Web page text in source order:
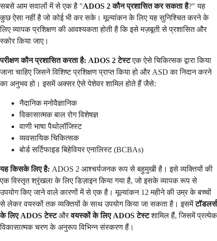
सबसे आम सवालों में से एक है "ADOS 2 कौन प्रशासित कर सकता है?" यह
कुछ ऐसा नहीं है जो कोई भी कर सके। मूल्यांकन के लिए यह सुनिश्चित करने के
लिए व्यापक प्रशिक्षण की आवश्यकता होती है कि इसे मज़बूती से प्रशासित और
स्कोर किया जाए।
परीक्षण कौन प्रशासित करता है: ADOS 2 टेस्टएक ऐसे चिकित्सक द्वारा किया
जाना चाहिए जिसने विशिष्ट प्रशिक्षण प्राप्त किया हो और ASD का निदान करने
का अनुभव हो। इसमें अक्सर ऐसे पेशेवर शामिल होते हैं जैसे:
नैदानिक मनोवैज्ञानिक
विकासात्मक बाल रोग विशेषज्ञ
वाणी भाषा पैथोलॉजिस्ट
व्यवसायिक चिकित्सक
बोर्ड सर्टिफाइड बिहेवियर एनालिस्ट (BCBAs)
यह किसके लिए है: ADOS 2 आश्चर्यजनक रूप से बहुमुखी है। इसे व्यक्तियों की
एक विस्तृत श्रृंखला के लिए डिज़ाइन किया गया है, जो इसके व्यापक रूप से
उपयोग किए जाने वाले कारणों में से एक है। मूल्यांकन 12 महीने की उम्र के बच्चों
से लेकर वयस्कों तक व्यक्तियों के साथ उपयोग किया जा सकता है। इसमेंटॉडलर्स
के लिए ADOS टेस्टऔरवयस्कों के लिए ADOS टेस्टशामिल हैं, जिसमें प्रत्येक
विकासात्मक चरण के अनुरूप विभिन्न संस्करण हैं।